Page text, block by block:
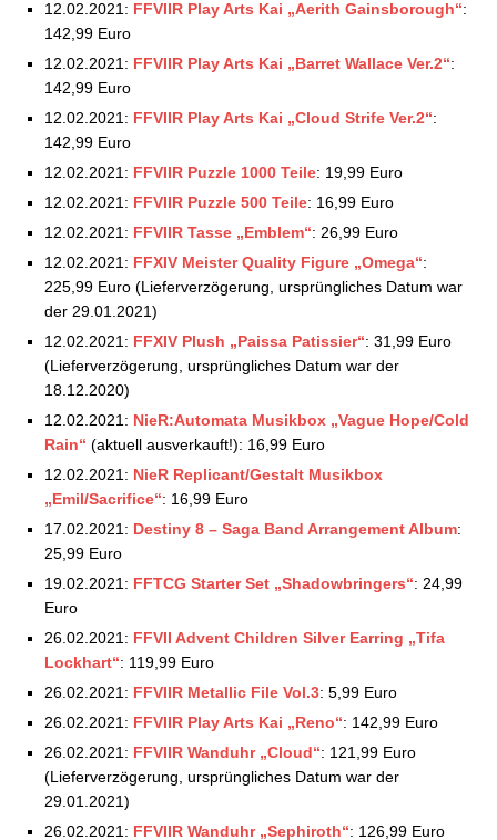
Square Enix Store: Aktuelle Vorbestellungen –
30.07.2021
Square Enix Store: Aktuelle Vorbestellungen –
05.08.2021
Square Enix Store: Aktuelle Vorbestellungen –
17.08.2021
Square Enix Store: Aktuelle Vorbestellungen –
Square Enix Store: Aktuelle Vorbestellungen –
28.08.2021
Square Enix Store: Aktuelle Vorbestellungen –
02.09.2021
Square Enix Store: Aktuelle Vorbestellungen –
07.09.2021
Square Enix Store: Aktuelle Vorbestellungen –
17.09.2021
Square Enix Store: Aktuelle Vorbestellungen –
01.10.2021
Square Enix Store: Aktuelle Vorbestellungen –
15.10.2021
Square Enix Store: Aktuelle Vorbestellungen –
22.10.2021
Square Enix Store: Aktuelle Vorbestellungen –
07.11.2021
Square Enix Store: Aktuelle Vorbestellungen –
Square Enix Store: Aktuelle Vorbestellungen –
19.11.2021
Square Enix Store: Aktuelle Vorbestellungen –
03.12.2021
Square Enix Store: Aktuelle Vorbestellungen –
14.12.2021
12.02.2021: FFVIIR Play Arts Kai „Aerith Gainsborough“:
142,99 Euro
12.02.2021: FFVIIR Play Arts Kai „Barret Wallace Ver.2“:
142,99 Euro
12.02.2021: FFVIIR Play Arts Kai „Cloud Strife Ver.2“:
142,99 Euro
12.02.2021: FFVIIR Puzzle 1000 Teile: 19,99 Euro
12.02.2021: FFVIIR Puzzle 500 Teile: 16,99 Euro
12.02.2021: FFVIIR Tasse „Emblem“: 26,99 Euro
12.02.2021: FFXIV Meister Quality Figure „Omega“:
225,99 Euro (Lieferverzögerung, ursprüngliches Datum war
der 29.01.2021)
12.02.2021: FFXIV Plush „Paissa Patissier“: 31,99 Euro
(Lieferverzögerung, ursprüngliches Datum war der
18.12.2020)
12.02.2021: NieR:Automata Musikbox „Vague Hope/Cold
Rain“ (aktuell ausverkauft!): 16,99 Euro
12.02.2021: NieR Replicant/Gestalt Musikbox
„Emil/Sacrifice“: 16,99 Euro
17.02.2021: Destiny 8 – Saga Band Arrangement Album:
25,99 Euro
19.02.2021: FFTCG Starter Set „Shadowbringers“: 24,99
Euro
26.02.2021: FFVII Advent Children Silver Earring „Tifa
Lockhart“: 119,99 Euro
26.02.2021: FFVIIR Metallic File Vol.3: 5,99 Euro
26.02.2021: FFVIIR Play Arts Kai „Reno“: 142,99 Euro
26.02.2021: FFVIIR Wanduhr „Cloud“: 121,99 Euro
(Lieferverzögerung, ursprüngliches Datum war der
29.01.2021)
26.02.2021: FFVIIR Wanduhr „Sephiroth“: 126,99 Euro